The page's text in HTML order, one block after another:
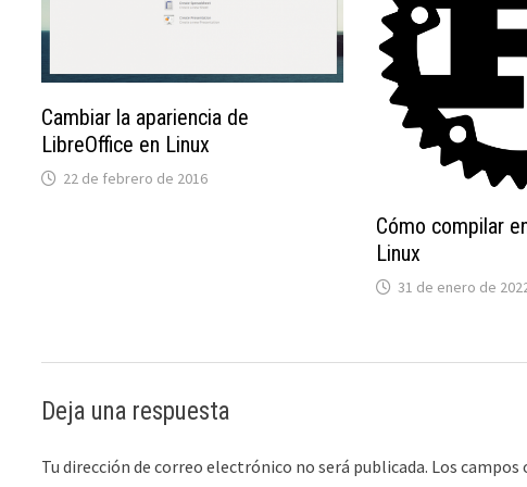
Cambiar la apariencia de
LibreOffice en Linux
22 de febrero de 2016
Cómo compilar
Linux
31 de enero de
Deja una respuesta
Tu dirección de correo electrónico no será publicada. Los